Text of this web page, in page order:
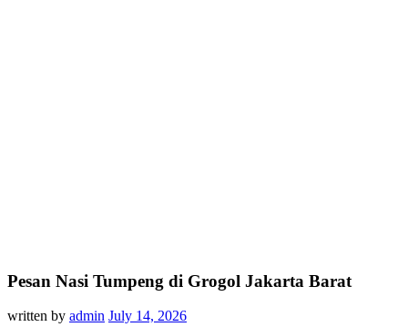
Pesan Nasi Tumpeng di Grogol Jakarta Barat
written by admin July 14, 2026